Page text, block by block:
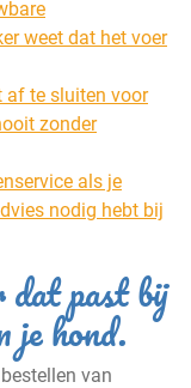
weet dat het voer
af te sluiten voor
zonder
als je
nodig hebt bij
dat past bij
je hond.
van